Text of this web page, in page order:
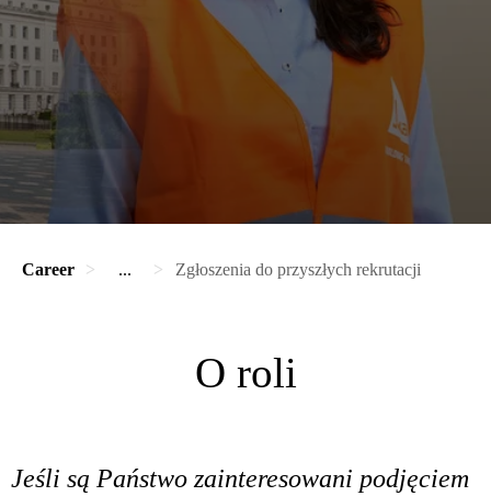
Career ... Zgłoszenia do przyszłych rekrutacji
O roli
Jeśli są Państwo zainteresowani podjęciem